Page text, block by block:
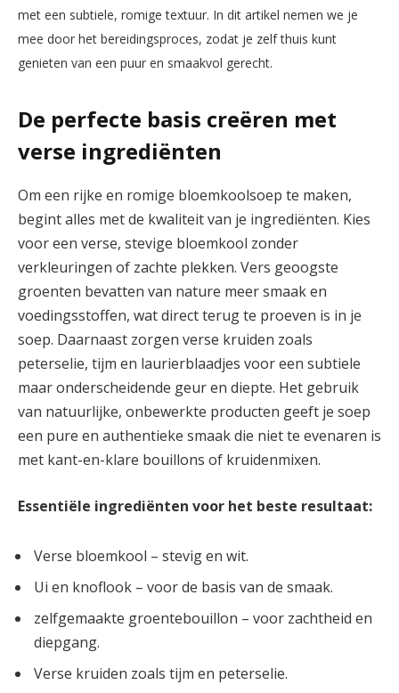
met een subtiele,​ romige ⁤textuur.⁢ In dit artikel ​nemen⁣ we⁢ je
⁤mee​ door het bereidingsproces, zodat je zelf ⁤thuis kunt
⁤genieten van een‍ puur ⁢en smaakvol gerecht.
De perfecte basis‌ creëren met
verse ingrediënten
Om een rijke ‍en romige bloemkoolsoep te maken,​
begint alles ⁢met de kwaliteit van ‍je ingrediënten.‍ Kies⁢
voor een verse,‍ stevige bloemkool zonder
verkleuringen of zachte plekken. Vers ‍geoogste
groenten bevatten ⁤van nature meer smaak⁤ en
voedingsstoffen, wat direct terug te proeven is ⁢in je
soep. Daarnaast zorgen verse kruiden ⁤zoals
peterselie, tijm en laurierblaadjes ​voor​ een⁤ subtiele
maar onderscheidende geur en diepte. Het ⁣gebruik
van natuurlijke, ⁢onbewerkte producten geeft je soep
⁢een ​pure ​en authentieke smaak die niet te evenaren is
met kant-en-klare bouillons of kruidenmixen.
Essentiële ingrediënten voor het beste resultaat:
Verse bloemkool – stevig en ⁤wit.
Ui ⁤en knoflook – voor⁣ de basis⁢ van de‍ smaak.
zelfgemaakte ‌groentebouillon – voor⁤ zachtheid en
diepgang.
Verse kruiden ⁤zoals ⁣tijm en peterselie.